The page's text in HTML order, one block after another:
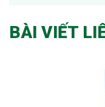
BÀI VIẾT